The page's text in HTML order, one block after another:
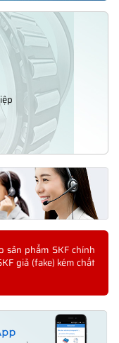
sản phẩm SKF chính
giả (fake) kém chất